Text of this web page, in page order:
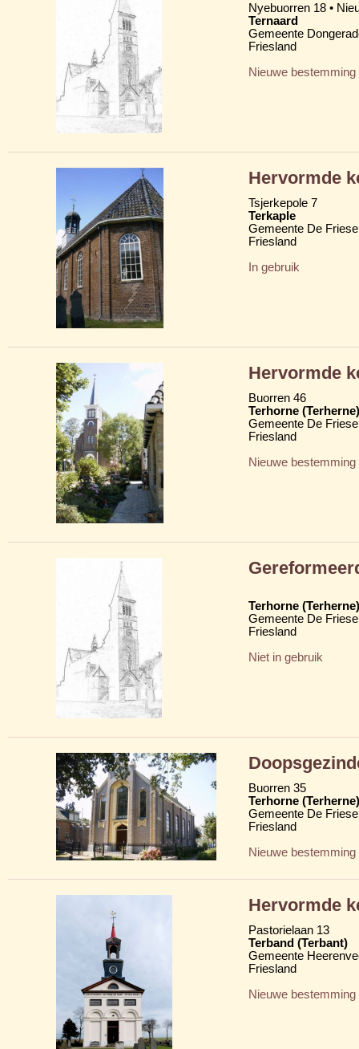
Nyebuorren 18 •
Ternaard
Gemeente
Friesland
Nieuwe bestemming
Hervormde
Tsjerkepole 7
Terkaple
Gemeente De
Friesland
In gebruik
Hervormde
Buorren 46
Terhorne (Terherne)
Gemeente De
Friesland
Nieuwe bestemming
Terhorne (Terherne)
Gemeente De
Friesland
Niet in gebruik
Buorren 35
Terhorne (Terherne)
Gemeente De
Friesland
Nieuwe bestemming
Hervormde
Pastorielaan 13
Terband (Terbant)
Gemeente
Friesland
Nieuwe bestemming